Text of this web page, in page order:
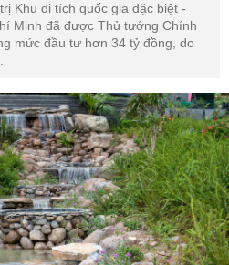
Khu di tích quốc gia đặc biệt -
Minh đã được Thủ tướng Chính
mức đầu tư hơn 34 tỷ đồng, do